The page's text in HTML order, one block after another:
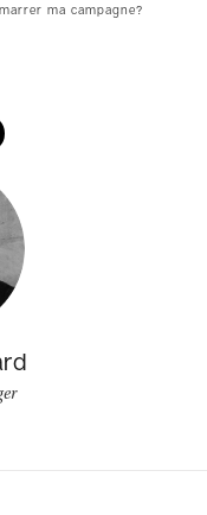
ma campagne?